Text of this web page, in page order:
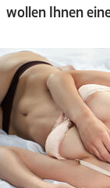
wollen Ihnen